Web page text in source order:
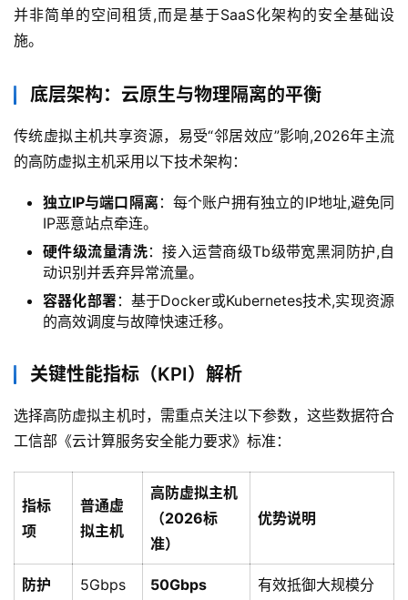
并非简单的空间租赁,而是基于SaaS化架构的安全基础设
施。
底层架构：云原生与物理隔离的平衡
传统虚拟主机共享资源，易受“邻居效应”影响,2026年主流
的高防虚拟主机采用以下技术架构：
独立IP与端口隔离：每个账户拥有独立的IP地址,避免同
IP恶意站点牵连。
硬件级流量清洗：接入运营商级Tb级带宽黑洞防护,自
动识别并丢弃异常流量。
容器化部署：基于Docker或Kubernetes技术,实现资源
的高效调度与故障快速迁移。
关键性能指标（KPI）解析
选择高防虚拟主机时，需重点关注以下参数，这些数据符合
工信部《云计算服务安全能力要求》标准：
指标
项
普通虚
拟主机
高防虚拟主机
（2026标
准）
优势说明
防护
5Gbps
50Gbps
有效抵御大规模分